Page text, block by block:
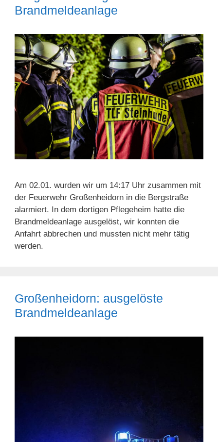
Brandmeldeanlage
Am 02.01. wurden wir um 14:17 Uhr zusammen mit
der Feuerwehr Großenheidorn in die Bergstraße
alarmiert. In dem dortigen Pflegeheim hatte die
Brandmeldeanlage ausgelöst, wir konnten die
Anfahrt abbrechen und mussten nicht mehr tätig
werden.
Großenheidorn: ausgelöste
Brandmeldeanlage